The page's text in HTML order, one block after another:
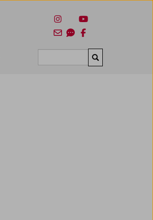
Suchen